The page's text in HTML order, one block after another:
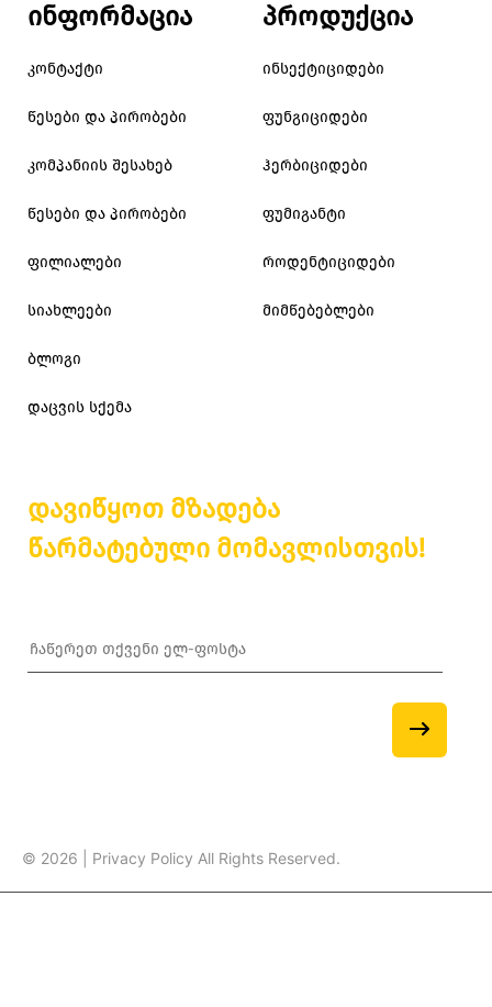
ინფორმაცია
კონტაქტი
წესები და პირობები
კომპანიის შესახებ
წესები და პირობები
ფილიალები
სიახლეები
ბლოგი
დაცვის სქემა
პროდუქცია
ინსექტიციდები
ფუნგიციდები
ჰერბიციდები
ფუმიგანტი
როდენტიციდები
მიმწებებლები
დავიწყოთ მზადება
წარმატებული მომავლისთვის!
© 2026 | Privacy Policy All Rights Reserved.